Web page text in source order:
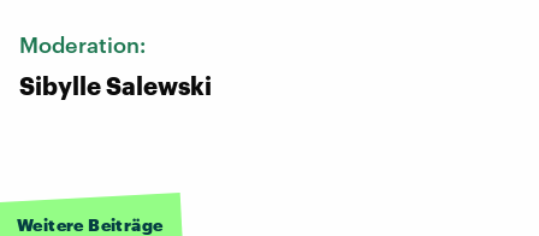
Moderation:
Sibylle Salewski
Weitere Beiträge